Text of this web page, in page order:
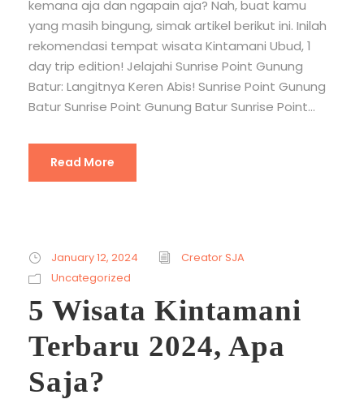
kemana aja dan ngapain aja? Nah, buat kamu
yang masih bingung, simak artikel berikut ini. Inilah
rekomendasi tempat wisata Kintamani Ubud, 1
day trip edition! Jelajahi Sunrise Point Gunung
Batur: Langitnya Keren Abis! Sunrise Point Gunung
Batur Sunrise Point Gunung Batur Sunrise Point...
Read More
January 12, 2024
Creator SJA
Uncategorized
5 Wisata Kintamani
Terbaru 2024, Apa
Saja?